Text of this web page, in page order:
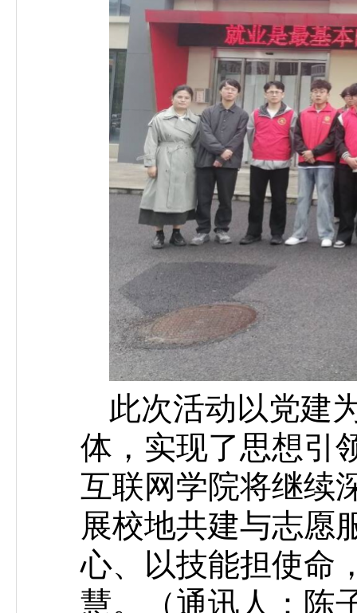
此次活动以党建
体，实现了思想引
互联网学院将继续
展校地共建与志愿
心、以技能担使命
慧。（通讯人：陈